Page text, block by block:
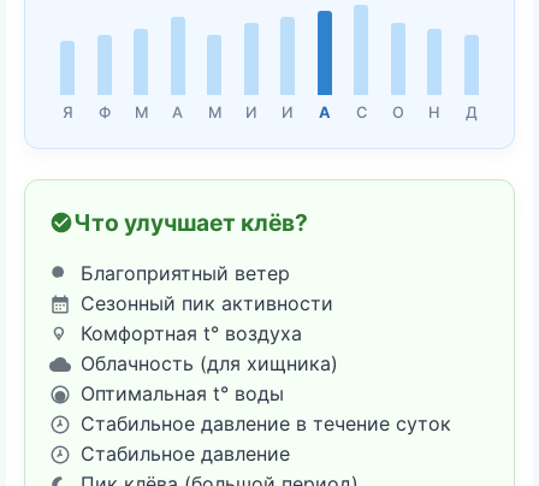
Я Ф М А М И И А С О Н Д
Что улучшает клёв?
Благоприятный ветер
Сезонный пик активности
Комфортная t° воздуха
Облачность (для хищника)
Оптимальная t° воды
Стабильное давление в течение суток
Стабильное давление